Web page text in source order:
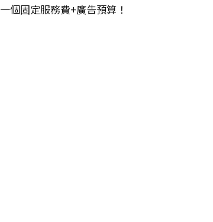
一個固定服務費+廣告預算！